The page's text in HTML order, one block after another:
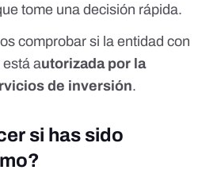
tome una decisión rápida.
comprobar si la entidad con
autorizada por la
de inversión.
si has sido